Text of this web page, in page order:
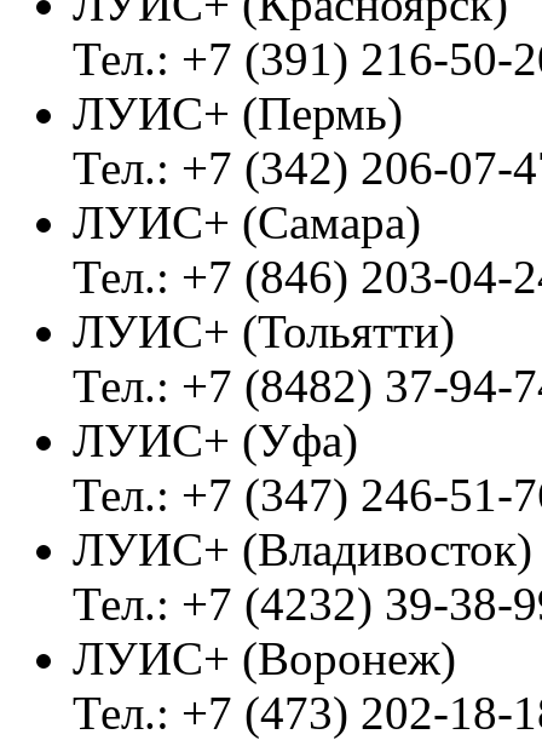
Тел.: +7 (391) 216-50-
ЛУИС+ (Пермь)
Тел.: +7 (342) 206-07-
ЛУИС+ (Самара)
Тел.: +7 (846) 203-04-
ЛУИС+ (Тольятти)
Тел.: +7 (8482) 37-94-
ЛУИС+ (Уфа)
Тел.: +7 (347) 246-51-
ЛУИС+
Тел.: +7 (4232) 39-38-
ЛУИС+ (Воронеж)
Тел.: +7 (473) 202-18-